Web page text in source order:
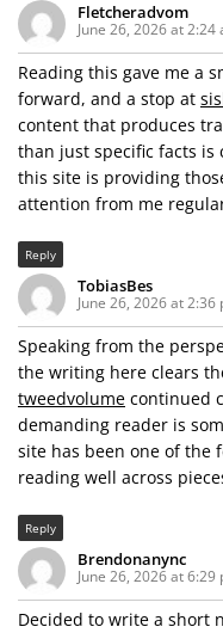
Fletcheradvom
June 26, 2026 at 2:24
Reading this gave me a
forward, and a stop at
content that produces
than just specific facts
this site is providing
attention from me
Reply
TobiasBes
June 26, 2026 at 2:36
Speaking from the
the writing here clears
tweedvolume continued
demanding reader is
site has been one of the
reading well across
Reply
Brendonanync
June 26, 2026 at 6:29
Decided to write a short